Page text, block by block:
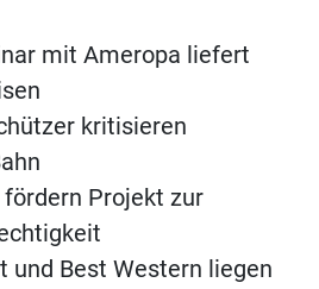
mit Ameropa liefert
kritisieren
fördern Projekt zur
und Best Western liegen